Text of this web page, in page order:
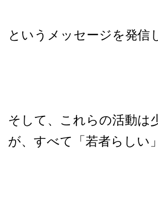
というメッセージを発信
そして、これらの活動は
が、すべて「若者らしい